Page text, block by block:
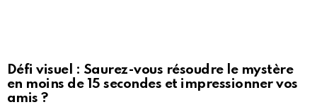
Défi visuel : Saurez-vous résoudre le mystère
en moins de 15 secondes et impressionner vos
amis ?